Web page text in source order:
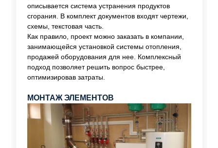
описывается система устранения продуктов
сгорания. В комплект документов входят чертежи,
схемы, текстовая часть.
Как правило, проект можно заказать в компании,
занимающейся установкой системы отопления,
продажей оборудования для нее. Комплексный
подход позволяет решить вопрос быстрее,
оптимизировав затраты.
МОНТАЖ ЭЛЕМЕНТОВ